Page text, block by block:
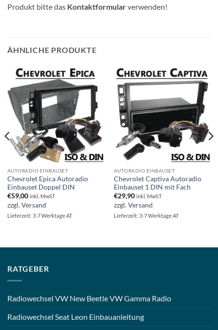
Produkt bitte das Kontaktformularverwenden!
ÄHNLICHE PRODUKTE
AUTORADIO EINBAUSET
Chevrolet Epica Autoradio
Einbauset Doppel DIN
€59,00 inkl. MwST
zzgl.Versand
Lieferzeit: 3-7 Werktage AT
AUTORADIO EINBAUSET
Chevrolet Captiva Autoradio
Einbauset 1 DIN mit Fach
€29,90 inkl. MwST
zzgl.Versand
Lieferzeit: 3-7 Werktage AT
RATGEBER
Radiowechsel VW New Beetle VW Gamma Radio
Radiowechsel Seat Leon Einbauanleitung